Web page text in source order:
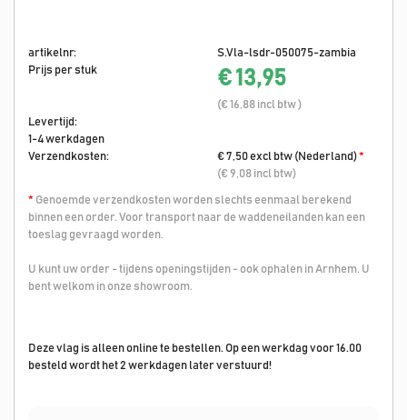
artikelnr:
S.Vla-lsdr-050075-zambia
Prijs per stuk
€ 13,95
(€ 16,88 incl btw )
Levertijd:
1-4 werkdagen
Verzendkosten:
€ 7,50 excl btw (Nederland)*
(€ 9,08 incl btw)
* Genoemde verzendkosten worden slechts eenmaal berekend
binnen een order. Voor transport naar de waddeneilanden kan een
toeslag gevraagd worden.
U kunt uw order - tijdens openingstijden - ook ophalen in Arnhem. U
bent welkom in onze showroom.
Deze vlag is alleen online te bestellen. Op een werkdag voor 16.00
besteld wordt het 2 werkdagen later verstuurd!